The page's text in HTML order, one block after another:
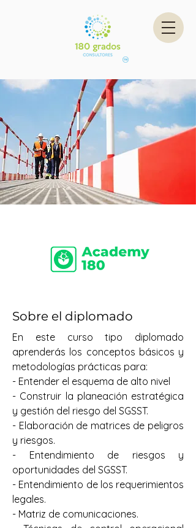
Sobre el diplomado
En este curso tipo diplomado
aprenderás los conceptos básicos y
metodologías prácticas para:
- Entender el esquema de alto nivel
- Construir la planeación estratégica
y gestión del riesgo del SGSST.
- Elaboración de matrices de peligros
y riesgos.
- Entendimiento de riesgos y
oportunidades del SGSST.
- Entendimiento de los requerimientos
legales.
- Matriz de comunicaciones.